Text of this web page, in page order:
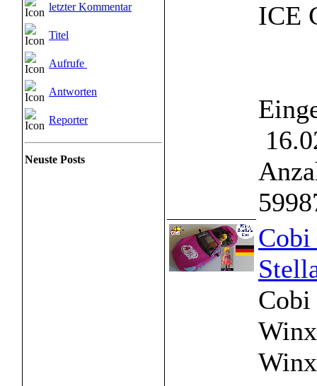
letzter Kommentar
Titel
Aufrufe
Antworten
Reporter
Neuste Posts
ICE
Cobi